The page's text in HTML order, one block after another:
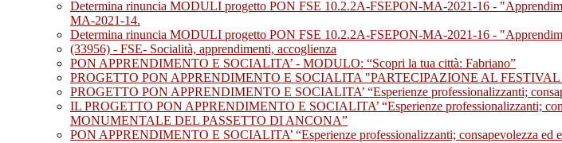
Determina rinuncia MODULI progetto PON FSE 10.2.2A-FSEPON-MA-2021-16 -
MA-2021-14.
Determina rinuncia MODULI progetto PON FSE 10.2.2A-FSEPON-MA-2021-16 -
(33956) - FSE- Socialità, apprendimenti, accoglienza
PON APPRENDIMENTO E SOCIALITA’ - MODULO: “Scopri la tua città: Fabriano”
PROGETTO PON APPRENDIMENTO E SOCIALITA "PARTECIPAZIONE AL
PROGETTO PON APPRENDIMENTO E SOCIALITA’ “Esperienze professionalizzanti;
IL PROGETTO PON APPRENDIMENTO E SOCIALITA’ “Esperienze professionalizzanti;
MONUMENTALE DEL PASSETTO DI ANCONA”
PON APPRENDIMENTO E SOCIALITA’ “Esperienze professionalizzanti; consapevolezza